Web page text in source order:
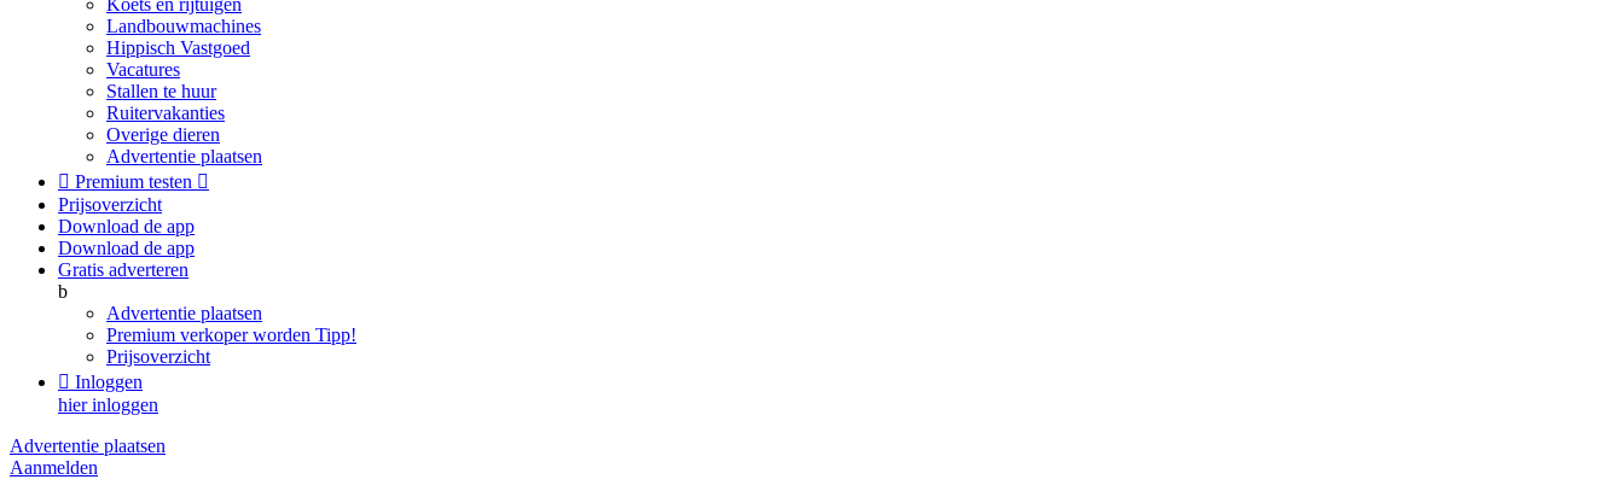
Koets en rijtuigen
Landbouwmachines
Hippisch Vastgoed
Vacatures
Stallen te huur
Ruitervakanties
Overige dieren
Advertentie plaatsen
 Premium testen 
Prijsoverzicht
Download de app
Download de app
Gratis adverteren
b
Advertentie plaatsen
Premium verkoper worden Tipp!
Prijsoverzicht
 Inloggen
hier inloggen
Advertentie plaatsen
Aanmelden